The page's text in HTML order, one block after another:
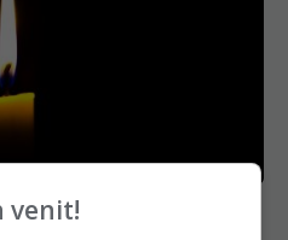
A murit Franco
venit!